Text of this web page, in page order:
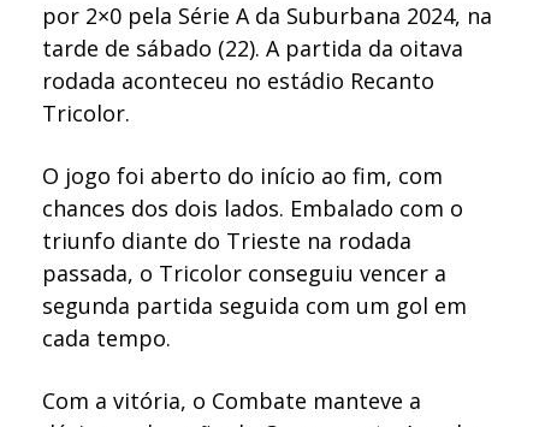
por 2×0 pela Série A da Suburbana 2024, na
tarde de sábado (22). A partida da oitava
rodada aconteceu no estádio Recanto
Tricolor.
O jogo foi aberto do início ao fim, com
chances dos dois lados. Embalado com o
triunfo diante do Trieste na rodada
passada, o Tricolor conseguiu vencer a
segunda partida seguida com um gol em
cada tempo.
Com a vitória, o Combate manteve a